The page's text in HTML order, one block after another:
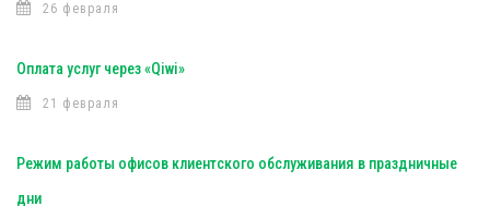
26 февраля
Оплата услуг через «Qiwi»
21 февраля
Режим работы офисов клиентского обслуживания в праздничные
дни